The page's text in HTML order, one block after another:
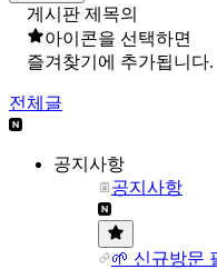
게시판 제목의
아이콘을 선택하면
즐겨찾기에 추가됩니다.
전체글
공지사항
공지사항
🌱 신규방문